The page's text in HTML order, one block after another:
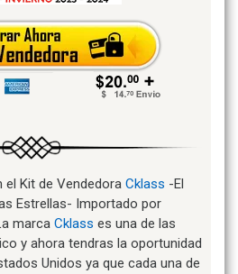
Kit de Vendedora Cklass -El
Estrellas- Importado por
marca Cklass es una de las
y ahora tendras la oportunidad
Unidos ya que cada una de